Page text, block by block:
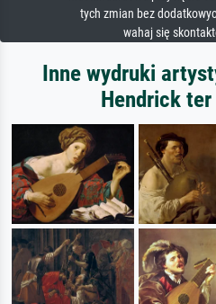
tych zmian bez
wahaj się
Inne wydruki
Hendrick